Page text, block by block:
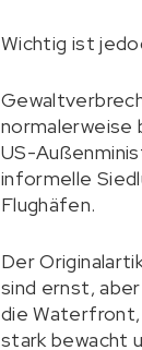
Wichtig ist
normalerweise
US-
informelle
Flughäfen.
Der
sind ernst,
die Waterfront,
stark bewacht